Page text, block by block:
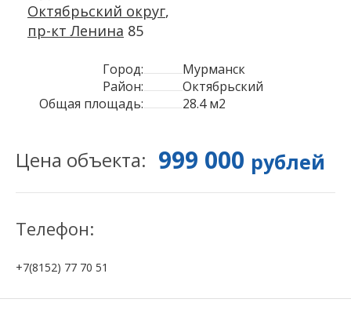
Октябрьский округ,
пр-кт Ленина 85
Город:
Мурманск
Район:
Октябрьский
Общая площадь:
28.4 м2
Цена объекта: 999 000 рублей
Телефон:
+7(8152) 77 70 51